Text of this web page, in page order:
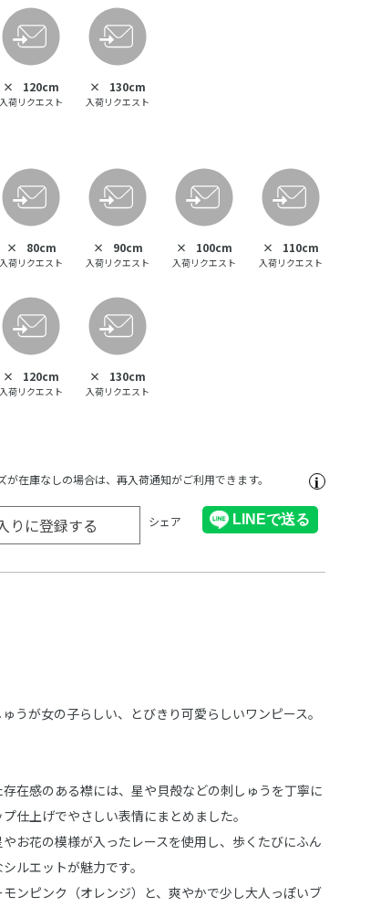
× 120cm
入荷リクエスト
× 130cm
入荷リクエスト
× 80cm
入荷リクエスト
× 90cm
入荷リクエスト
× 100cm
入荷リクエスト
× 110cm
入荷リクエスト
× 120cm
入荷リクエスト
× 130cm
入荷リクエスト
在庫なしの場合は、再入荷通知がご利用できます。
りに登録する シェア
うが女の子らしい、とびきり可愛らしいワンピース。
在感のある襟には、星や貝殻などの刺しゅうを丁寧に
仕上げでやさしい表情にまとめました。
お花の模様が入ったレースを使用し、歩くたびにふん
ルエットが魅力です。
ンピンク（オレンジ）と、爽やかで少し大人っぽいブ